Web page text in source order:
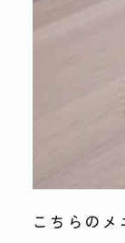
こちらのメ